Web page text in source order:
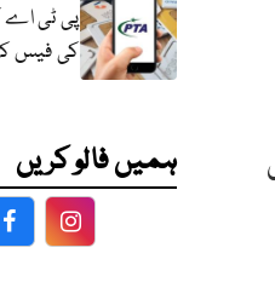
پی ٹی اے
کی فیس
ہمیں فالو کریں
FacebookFacebook